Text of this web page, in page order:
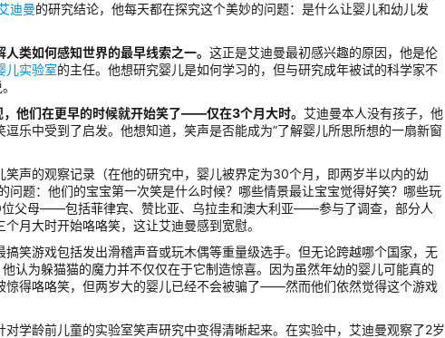
迪曼的研究结论，他每天都在探究这个美妙的问题：是什么让婴儿和幼儿发
类如何感知世界的最早线索之一。 这正是艾迪曼最初感兴趣的原因，他是伦
儿实验室的主任。他想研究婴儿是如何学习的，但与研究成年被试的科学家不
他们在更早的时候就开始笑了——仅在3个月大时。 艾迪曼本人没有孩子，他
乐中受到了启发。他想知道，笑声是否能成为”了解婴儿所思所想的一扇新窗
声的观察记录（在他的研究中，婴儿被界定为30个月，即两岁半以内的幼
题：他们的宝宝第一次笑是什么时候？哪些情景最让宝宝觉得好笑？哪些玩
父母——包括菲律宾、赞比亚、乌拉圭和澳大利亚——参与了调查，部分人
月大时开始咯咯笑，这让艾迪曼感到宽慰。
搞笑游戏包括发出滑稽声音或玩木偶等重量级选手。但无论跨越哪个国家，无
认为躲猫猫的魔力并不仅仅在于它制造惊喜。因为虽然年幼的婴儿可能真的
惊得咯咯笑，但两岁大的婴儿已经不会被骗了——然而他们依然觉得这个游戏
对学龄前儿童的实验室笑声研究中变得清晰起来。在实验中，艾迪曼观察了2岁